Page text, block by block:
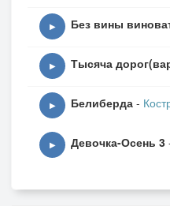
▶ Без вины
▶ Тысяча
▶ Белиберда -
▶ Девочка-Осень 3